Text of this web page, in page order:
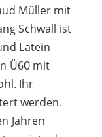
Müller mit
Schwall ist
Latein
Ü60 mit
Ihr
werden.
Jahren